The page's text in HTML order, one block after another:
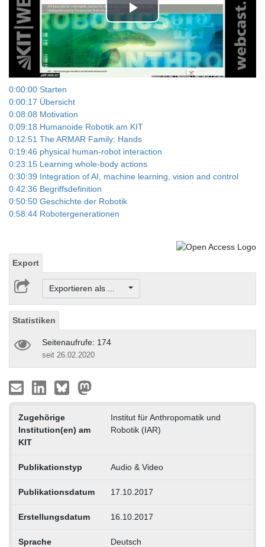
Play
Video
0:00:00 Starten
0:00:17 Übersicht
0:08:08 Motivation
0:09:18 Humanoide Robotik am KIT
0:12:51 The ARMAR Family: Hands
0:19:46 physical human-robot interaction
0:23:15 Learning whole-body actions
0:30:39 Integration of AI, machine learning, vision and control
0:42:36 Begriffsdefinition
0:50:50 Geschichte der Robotik
0:58:44 Robotergenerationen
Export
Exportieren als ...
Statistiken
Seitenaufrufe: 174
seit 26.02.2020
Zugehörige
Institution(en) am
KIT
Institut für Anthropomatik und
Robotik (IAR)
Publikationstyp Audio & Video
Publikationsdatum 17.10.2017
Erstellungsdatum 16.10.2017
Sprache Deutsch